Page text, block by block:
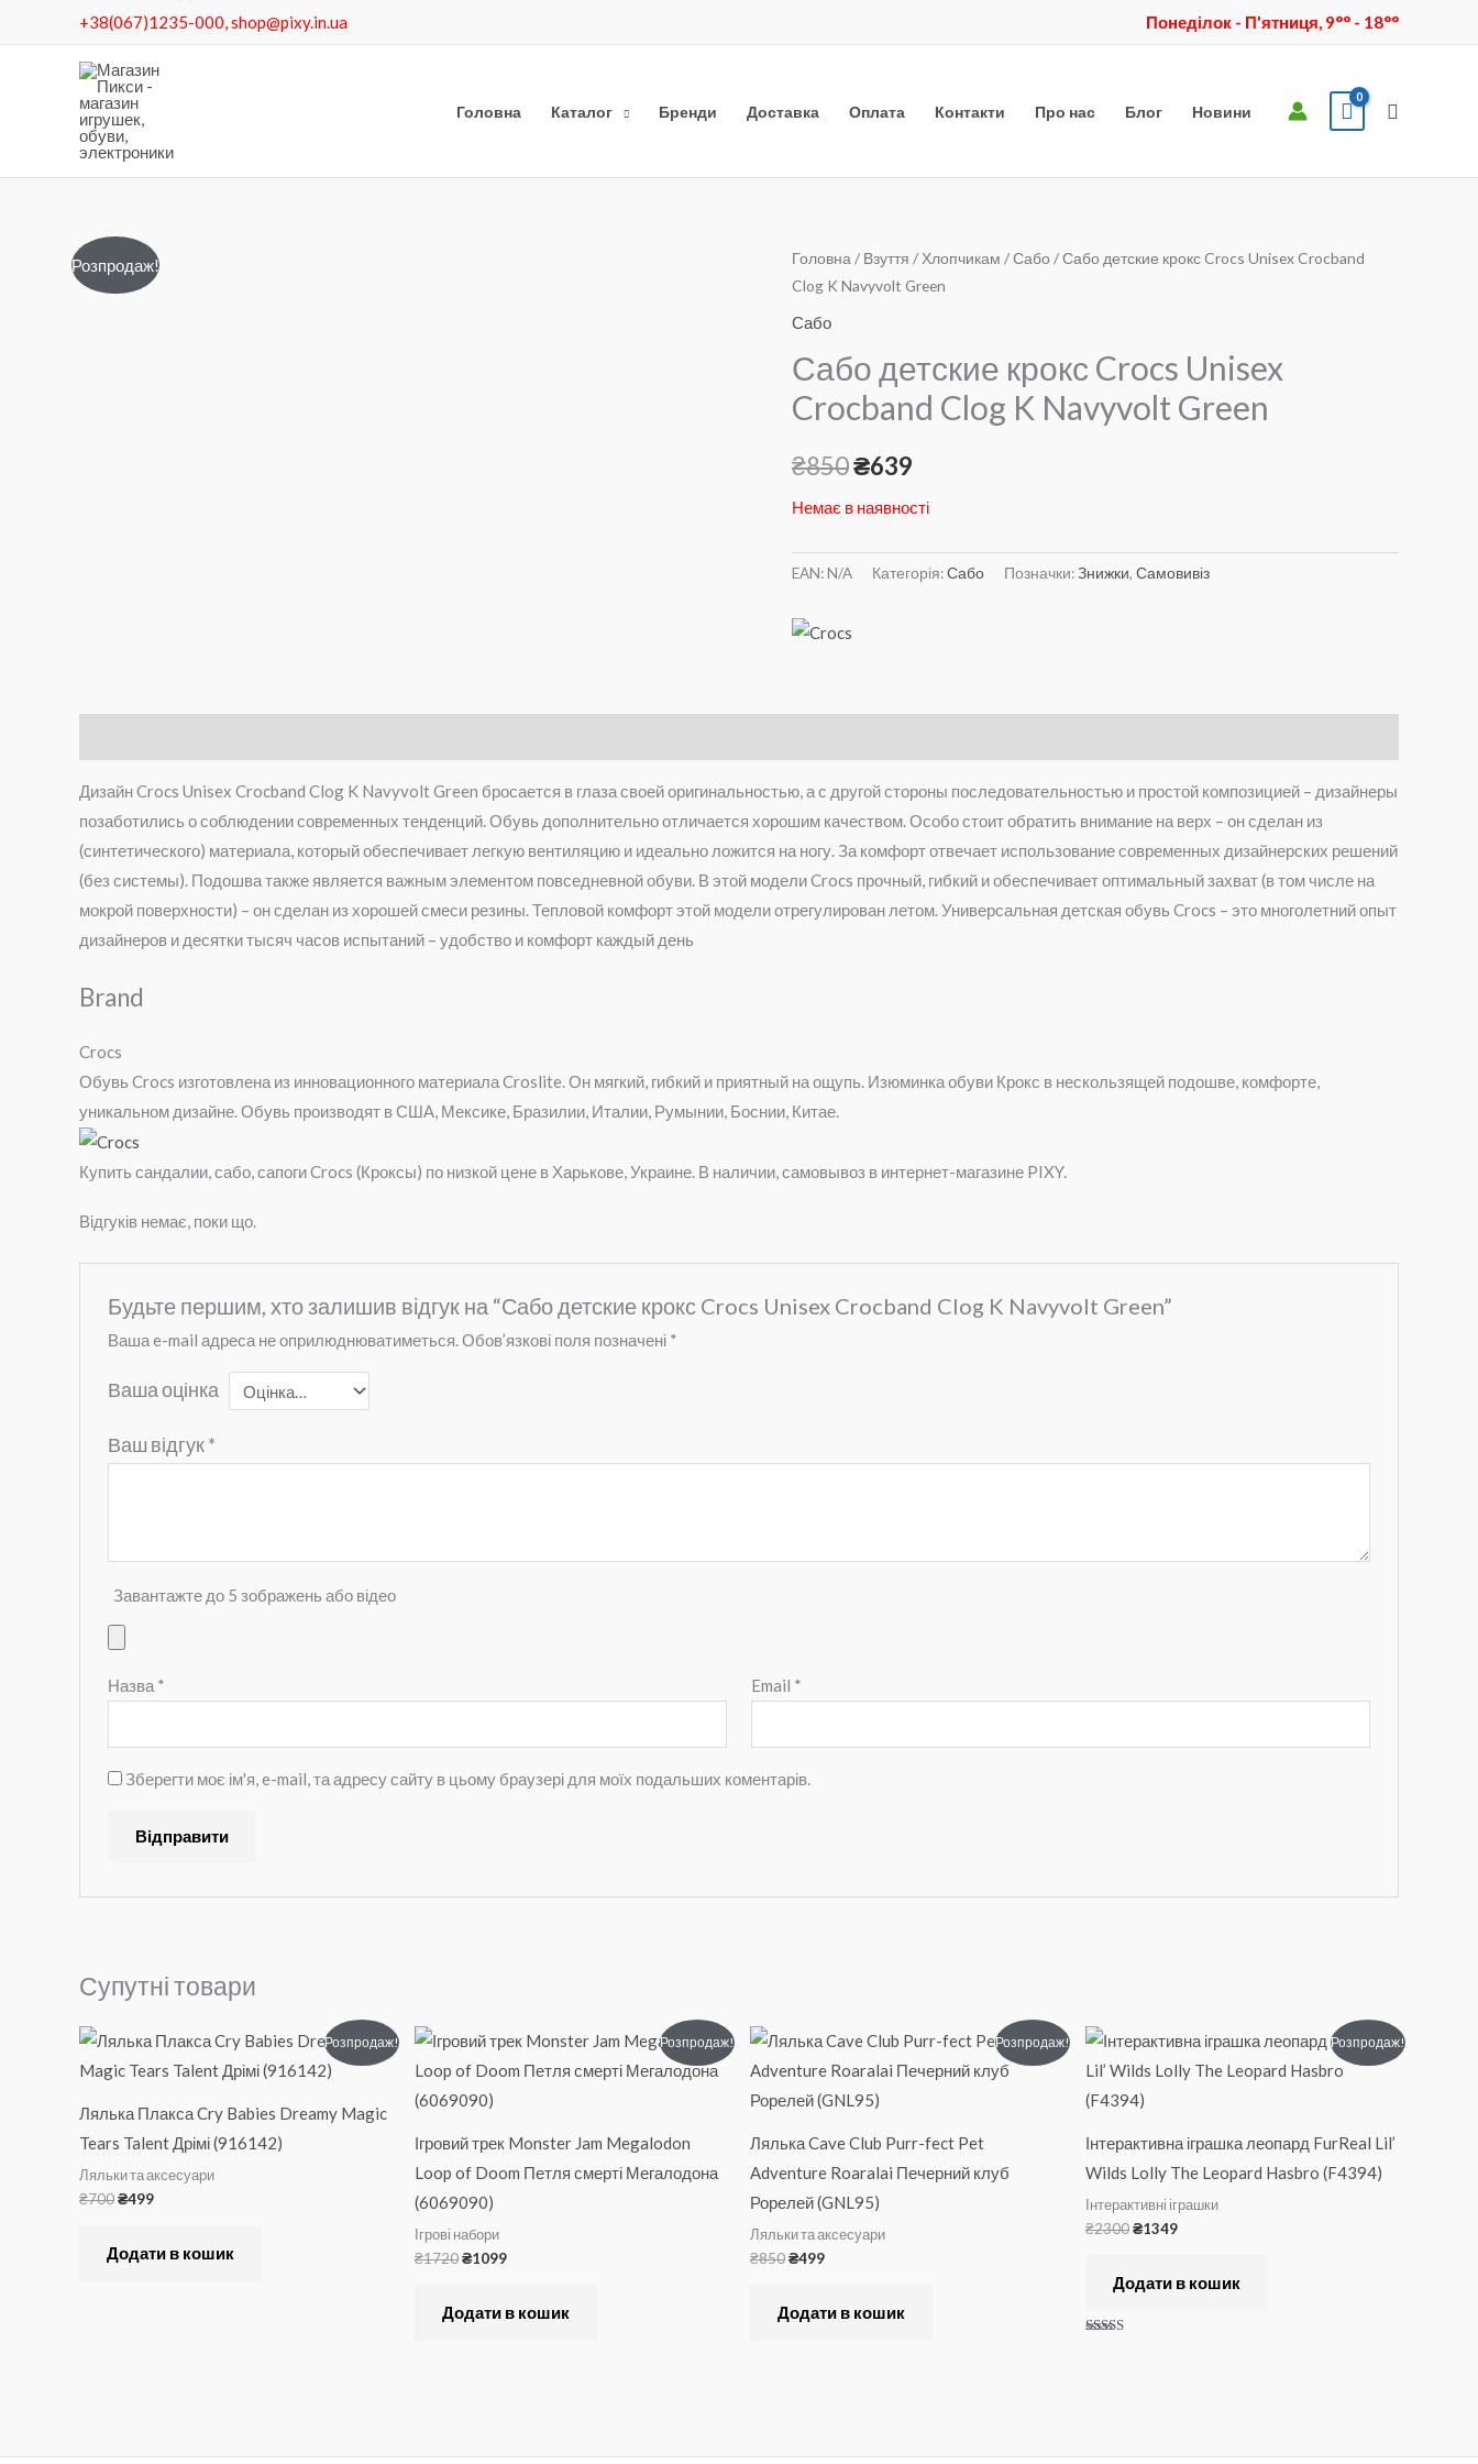
+38(067)1235-000, shop@pixy.in.ua Понеділок - П'ятниця, 9°° - 18°°
Головна Каталог Бренди Доставка Оплата Контакти Про нас Блог Новини Пошук
Розпродаж! Головна / Взуття / Хлопчикам /Сабо / Сабо детские крокс Crocs Unisex Crocband
Clog K Navyvolt Green
Сабо
Сабо детские крокс Crocs Unisex
Crocband Clog K Navyvolt Green
₴850
Оригінальна
₴850.
₴639
Поточна
₴639.
Немає в наявності
EAN:N/A Категорія:Сабо Позначки:Знижки, Самовивіз
Дизайн Crocs Unisex Crocband Clog K Navyvolt Green бросается в глаза своей оригинальностью, а с другой стороны последовательностью и простой композицией – дизайнеры
позаботились о соблюдении современных тенденций. Обувь дополнительно отличается хорошим качеством. Особо стоит обратить внимание на верх – он сделан из
(синтетического) материала, который обеспечивает легкую вентиляцию и идеально ложится на ногу. За комфорт отвечает использование современных дизайнерских решений
(без системы). Подошва также является важным элементом повседневной обуви. В этой модели Crocs прочный, гибкий и обеспечивает оптимальный захват (в том числе на
мокрой поверхности) – он сделан из хорошей смеси резины. Тепловой комфорт этой модели отрегулирован летом. Универсальная детская обувь Crocs – это многолетний опыт
дизайнеров и десятки тысяч часов испытаний – удобство и комфорт каждый день
Brand
Crocs
Обувь Crocs изготовлена из инновационного материала Croslite. Он мягкий, гибкий и приятный на ощупь. Изюминка обуви Крокс в нескользящей подошве, комфорте,
уникальном дизайне. Обувь производят в США, Мексике, Бразилии, Италии, Румынии, Боснии, Китае.
Купить сандалии, сабо, сапоги Crocs (Кроксы) по низкой цене в Харькове, Украине. В наличии, самовывоз в интернет-магазине PIXY.
Відгуків немає, поки що.
Будьте першим, хто залишив відгук на “Сабо детские крокс Crocs Unisex Crocband Clog K Navyvolt Green”
Ваша e-mail адреса не оприлюднюватиметься.Обов’язкові поля позначені *
Ваша оцінка
Ваш відгук*
Завантажте до 5 зображень або відео
Назва * Email *
Зберегти моє ім'я, e-mail, та адресу сайту в цьому браузері для моїх подальших коментарів.
Супутні товари
Розпродаж!
Лялька Плакса Cry Babies Dreamy Magic
Tears Talent Дрімі (916142)
Ляльки та аксесуари
₴700
Оригінальна
ціна:
₴700.
₴499
Поточна
ціна:
₴499.
Додати в кошик
Розпродаж!
Ігровий трек Monster Jam Megalodon
Loop of Doom Петля смерті Мегалодона
(6069090)
Ігрові набори
₴1720
Оригінальна
ціна:
₴1720.
₴1099
Поточна
ціна:
₴1099.
Додати в кошик
Розпродаж!
Лялька Cave Club Purr-fect Pet
Adventure Roaralai Печерний клуб
Рорелей (GNL95)
Ляльки та аксесуари
₴850
Оригінальна
ціна:
₴850.
₴499
Поточна
ціна:
₴499.
Додати в кошик
Розпродаж!
Інтерактивна іграшка леопард FurReal Lil’
Wilds Lolly The Leopard Hasbro (F4394)
Інтерактивні іграшки
₴2300
Оригінальна
ціна:
₴2300.
₴1349
Поточна
ціна:
₴1349.
Додати в кошик